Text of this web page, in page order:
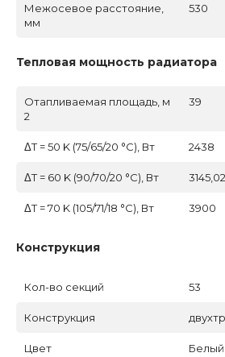
Межосевое расстояние,
мм
530
Тепловая мощность радиатора
Отапливаемая площадь, м
2
39
ΔT = 50 K (75/65/20 °C), Вт 2438
ΔT = 60 K (90/70/20 °C), Вт 3145,02
ΔT = 70 K (105/71/18 °C), Вт 3900
Конструкция
Кол-во секций 53
Конструкция
Цвет Белый